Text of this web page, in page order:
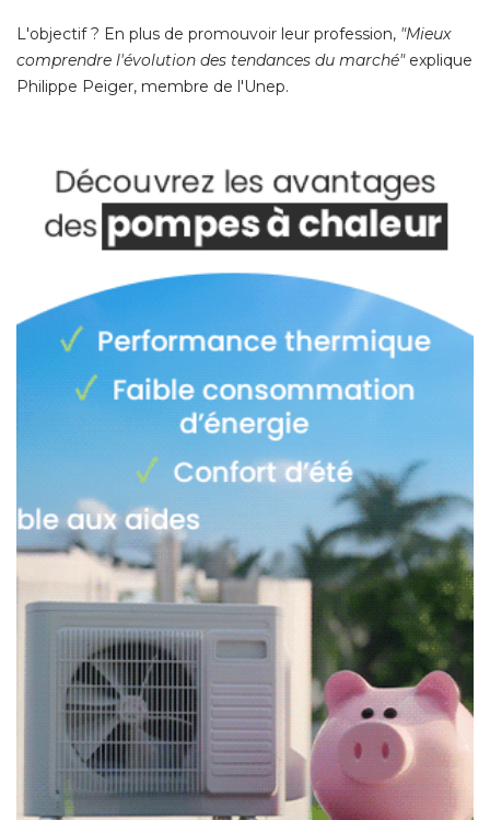
L'objectif ? En plus de promouvoir leur profession, "Mieux
comprendre l'évolution des tendances du marché" explique
Philippe Peiger, membre de l'Unep.